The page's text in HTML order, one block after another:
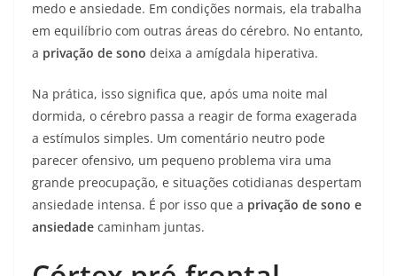
medo e ansiedade. Em condições normais, ela trabalha
em equilíbrio com outras áreas do cérebro. No entanto,
a privação de sono deixa a amígdala hiperativa.
Na prática, isso significa que, após uma noite mal
dormida, o cérebro passa a reagir de forma exagerada
a estímulos simples. Um comentário neutro pode
parecer ofensivo, um pequeno problema vira uma
grande preocupação, e situações cotidianas despertam
ansiedade intensa. É por isso que a privação de sono e
ansiedade caminham juntas.